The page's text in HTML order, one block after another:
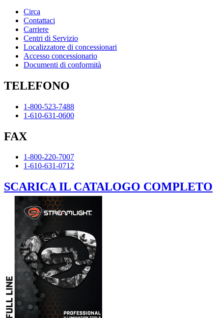
Circa
Contattaci
Carriere
Centri di Servizio
Localizzatore di concessionari
Accesso concessionario
Documenti di conformità
TELEFONO
1-800-523-7488
1-610-631-0600
FAX
1-800-220-7007
1-610-631-0712
SCARICA IL CATALOGO COMPLETO